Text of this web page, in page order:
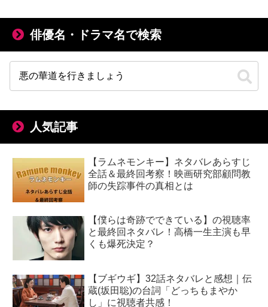
俳優名・ドラマ名で検索
人気記事
【ラムネモンキー】ネタバレあらすじ
全話＆最終回考察！映画研究部顧問教
師の失踪事件の真相とは
【僕らは奇跡でできている】の視聴率
と最終回ネタバレ！高橋一生主演も早
くも爆死決定？
【ブギウギ】32話ネタバレと感想｜伝
蔵(坂田聡)の台詞「どっちもまやか
し」に視聴者共感！